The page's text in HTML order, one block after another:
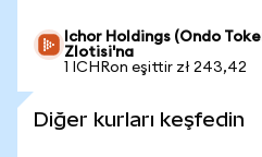
Ichor Holdings (Ondo
Zlotisi'na
1 ICHRon eşittir zł 243,42
Diğer kurları keşfedin